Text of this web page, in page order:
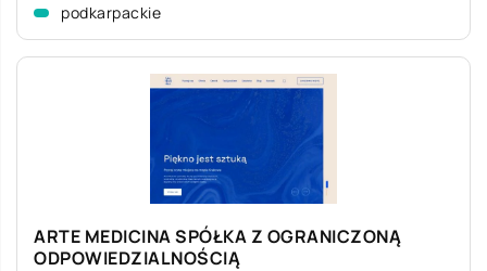
podkarpackie
ARTE MEDICINA SPÓŁKA Z OGRANICZONĄ
ODPOWIEDZIALNOŚCIĄ